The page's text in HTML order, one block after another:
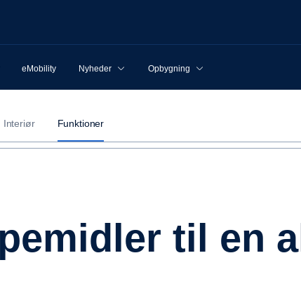
eMobility Nyheder Opbygning
Interiør Funktioner